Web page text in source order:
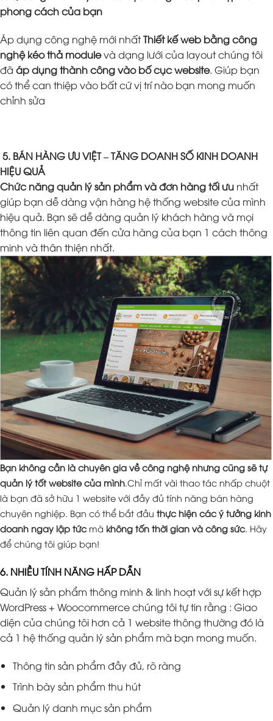
phong cách của bạn
Áp dụng công nghệ mới nhấtThiết kế web bằng công
nghệ kéo thả modulevà dạng lưới của layout chúng tôi
đã áp dụng thành công vào bố cục website. Giúp bạn
có thể can thiệp vào bất cứ vị trí nào bạn mong muốn
chỉnh sửa
5. BÁN HÀNG ƯU VIỆT – TĂNG DOANH SỐ KINH DOANH
HIỆU QUẢ
Chức năng quản lý sản phẩm và đơn hàng tối ưu nhất
giúp bạn dễ dàng vận hàng hệ thống website của mình
hiệu quả. Bạn sẽ dễ dàng quản lý khách hàng và mọi
thông tin liên quan đến cửa hàng của bạn 1 cách thông
minh và thân thiện nhất.
Bạn không cần là chuyên gia về công nghệ nhưng cũng sẽ tự
quản lý tốt website của mình.Chỉ mất vài thao tác nhấp chuột
là bạn đã sở hữu 1 website với đầy đủ tính năng bán hàng
chuyên nghiệp. Bạn có thể bắt đầu thực hiện các ý tưởng kinh
doanh ngay lập tứcmà không tốn thời gian và công sức. Hãy
để chúng tôi giúp bạn!
6. NHIỀU TÍNH NĂNG HẤP DẪN
Quản lý sản phẩm thông minh & linh hoạt với sự kết hợp
WordPress + Woocommerce chúng tôi tự tin rằng : Giao
diện của chúng tôi hơn cả 1 website thông thường đó là
cả 1 hệ thống quản lý sản phẩm mà bạn mong muốn.
Thông tin sản phẩm đầy đủ, rõ ràng
Trình bày sản phẩm thu hút
Quản lý danh mục sản phẩm